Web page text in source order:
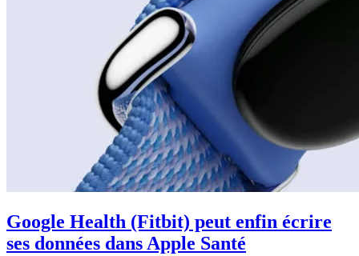
Google Health (Fitbit) peut enfin écrire
ses données dans Apple Santé